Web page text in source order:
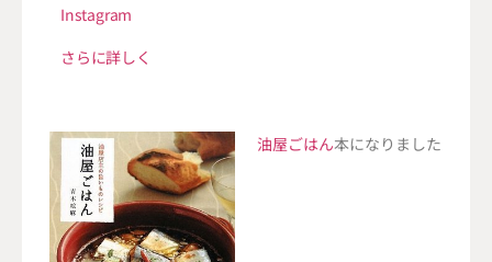
Instagram
さらに詳しく
油屋ごはん本になりました